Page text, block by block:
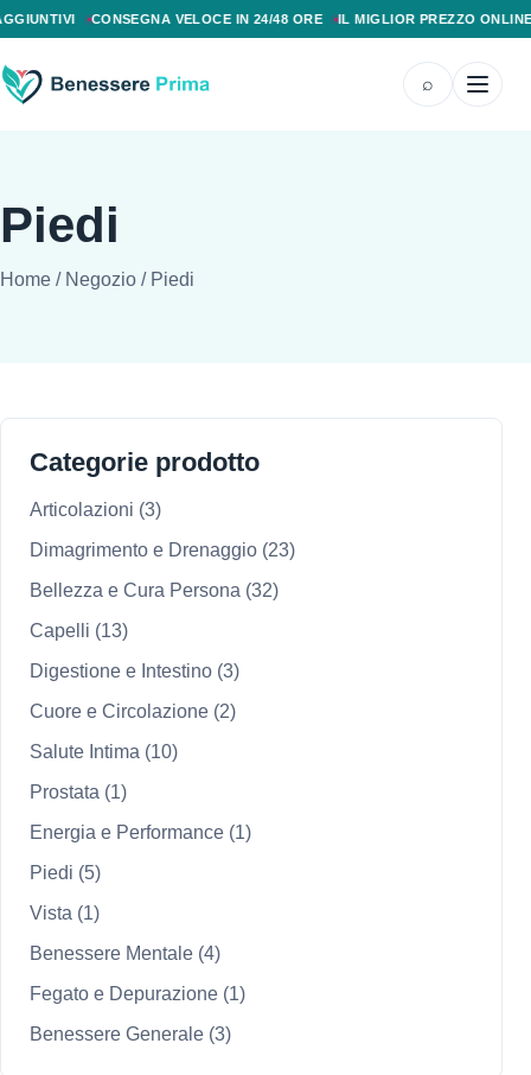
CONSEGNA VELOCE IN 24/48 ORE IL MIGLIOR PREZZO ONLINE
⌕
Piedi
Home / Negozio / Piedi
Categorie prodotto
Articolazioni (3)
Dimagrimento e Drenaggio (23)
Bellezza e Cura Persona (32)
Capelli (13)
Digestione e Intestino (3)
Cuore e Circolazione (2)
Salute Intima (10)
Prostata (1)
Energia e Performance (1)
Piedi (5)
Vista (1)
Benessere Mentale (4)
Fegato e Depurazione (1)
Benessere Generale (3)